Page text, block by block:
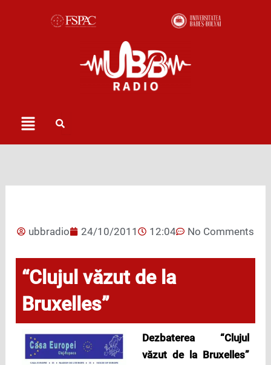
Menu
ubbradio 24/10/2011 12:04 No Comments
“Clujul văzut de la
Bruxelles”
Dezbaterea “Clujul
văzut de la Bruxelles”